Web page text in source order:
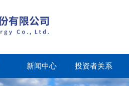
新闻中心 投资者关系